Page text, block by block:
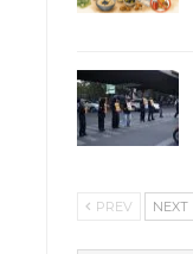
PREV NEXT